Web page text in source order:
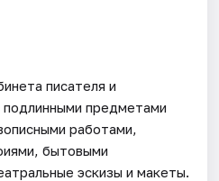
писателя и
подлинными предметами
работами,
бытовыми
эскизы и макеты.